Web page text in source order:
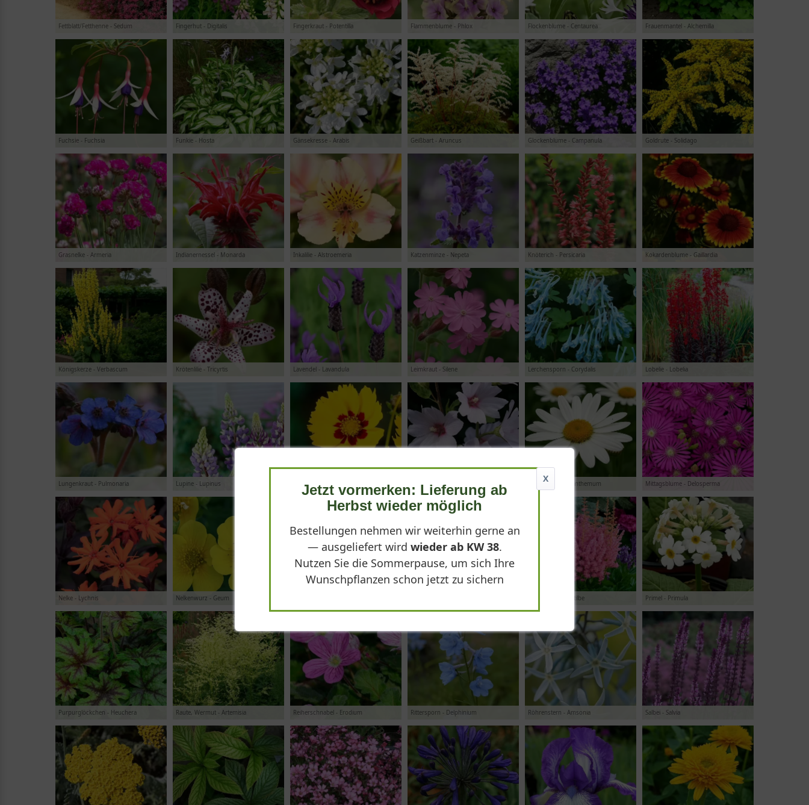
Fettblatt/Fetthenne - Sedum Fingerkraut - Potentilla Flammenblume - Phlox Flockenblume - Centaurea Frauenmantel - Alchemilla
Fuchsie - Fuchsia Funkie - Hosta Gänsekresse - Arabis Geißbart - Aruncus Glockenblume - Campanula
Katzenminze - Nepeta Knöterich - Persicaria
Königskerze - Verbascum Lavendel - Lavandula Lobelie - Lobelia
Lupine - Lupinus Mädchenauge - Coreopsis Malve - Lavatera Margerite - Leucanthemum Mittagsblume - Delosperma
Nelke - Lychnis Prachtspiere - Astilbe Primel - Primula
Purpurglöckchen - Heuchera Rittersporn - Delphinium Röhrenstern - Amsonia Salbei - Salvia
Fingerhut - Digitalis
Inkalilie - Alstroemeria
Nelkenwurz - Geum
Grasnelke - Armeria Indianernessel - Monarda
Lerchensporn - Corydalis
Raute, Wermut - Artemisia Reiherschnabel - Erodium
Goldrute - Solidago
Kokardenblume - Gaillardia
Krötenlilie - Tricyrtis Leimkraut - Silene
Lungenkraut - Pulmonaria X
Jetzt vormerken: Lieferung ab
Herbst wieder möglich
Bestellungen nehmen wir weiterhin gerne an
— ausgeliefert wird wieder ab KW 38.
Nutzen Sie die Sommerpause, um sich Ihre
Wunschpflanzen schon jetzt zu sichern